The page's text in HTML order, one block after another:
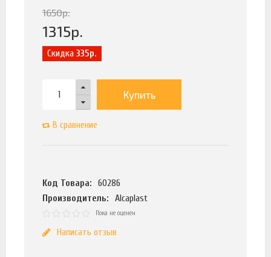
1650р.
1315р.
Скидка 335р.
Купить
В сравнение
Код Товара:
60286
Производитель:
Alcaplast
Пока не оценен
Написать отзыв